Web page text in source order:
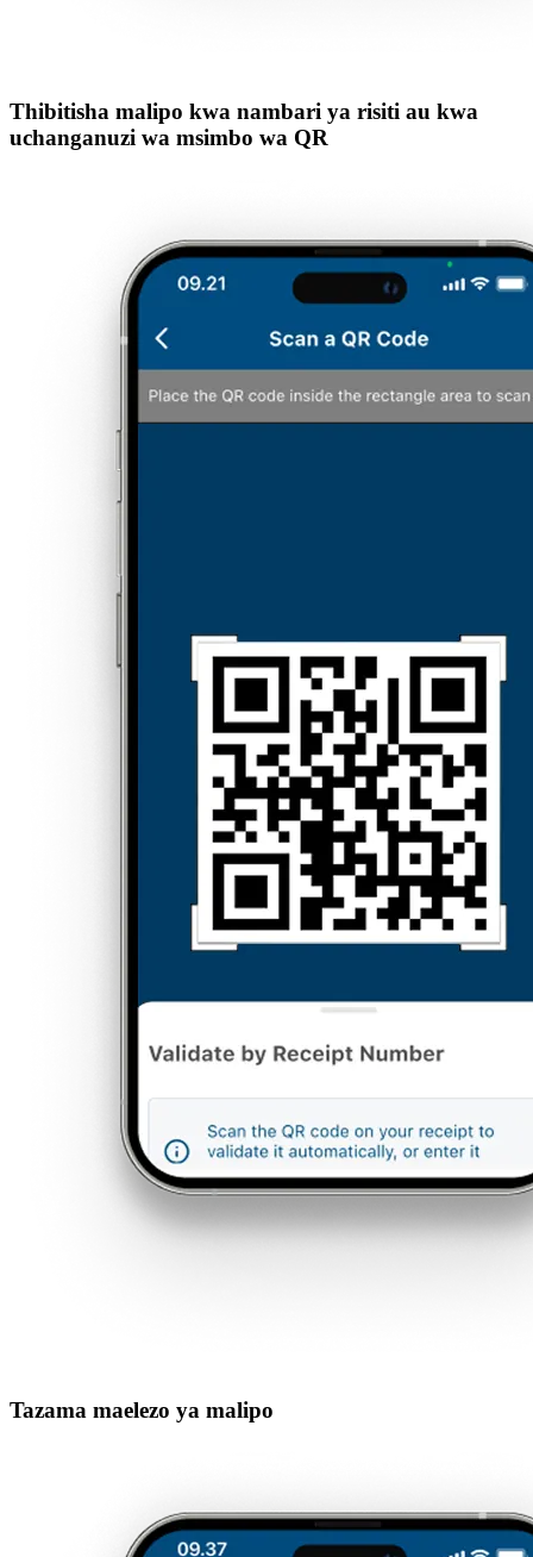
Thibitisha malipo kwa nambari ya risiti au kwa
uchanganuzi wa msimbo wa QR
Tazama maelezo ya malipo